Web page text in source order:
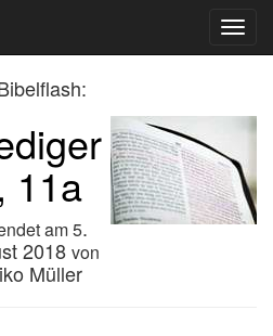
11a
am5.
2018 von
Müller